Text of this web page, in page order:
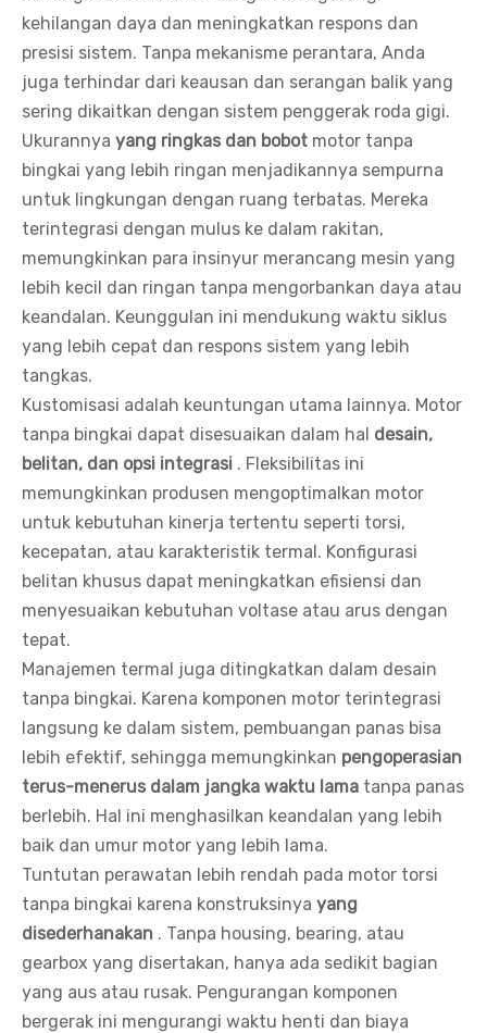
kehilangan daya dan meningkatkan respons dan
presisi sistem. Tanpa mekanisme perantara, Anda
juga terhindar dari keausan dan serangan balik yang
sering dikaitkan dengan sistem penggerak roda gigi.
Ukurannya yang ringkas dan bobot motor tanpa
bingkai yang lebih ringan menjadikannya sempurna
untuk lingkungan dengan ruang terbatas. Mereka
terintegrasi dengan mulus ke dalam rakitan,
memungkinkan para insinyur merancang mesin yang
lebih kecil dan ringan tanpa mengorbankan daya atau
keandalan. Keunggulan ini mendukung waktu siklus
yang lebih cepat dan respons sistem yang lebih
tangkas.
Kustomisasi adalah keuntungan utama lainnya. Motor
tanpa bingkai dapat disesuaikan dalam hal desain,
belitan, dan opsi integrasi . Fleksibilitas ini
memungkinkan produsen mengoptimalkan motor
untuk kebutuhan kinerja tertentu seperti torsi,
kecepatan, atau karakteristik termal. Konfigurasi
belitan khusus dapat meningkatkan efisiensi dan
menyesuaikan kebutuhan voltase atau arus dengan
tepat.
Manajemen termal juga ditingkatkan dalam desain
tanpa bingkai. Karena komponen motor terintegrasi
langsung ke dalam sistem, pembuangan panas bisa
lebih efektif, sehingga memungkinkan pengoperasian
terus-menerus dalam jangka waktu lama tanpa panas
berlebih. Hal ini menghasilkan keandalan yang lebih
baik dan umur motor yang lebih lama.
Tuntutan perawatan lebih rendah pada motor torsi
tanpa bingkai karena konstruksinya yang
disederhanakan . Tanpa housing, bearing, atau
gearbox yang disertakan, hanya ada sedikit bagian
yang aus atau rusak. Pengurangan komponen
bergerak ini mengurangi waktu henti dan biaya